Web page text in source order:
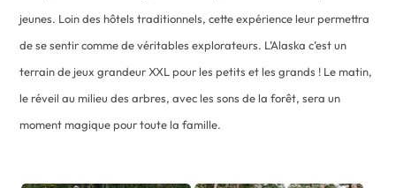
jeunes. Loin des hôtels traditionnels, cette expérience leur permettra
de se sentir comme de véritables explorateurs. L’Alaska c’est un
terrain de jeux grandeur XXL pour les petits et les grands ! Le matin,
le réveil au milieu des arbres, avec les sons de la forêt, sera un
moment magique pour toute la famille.